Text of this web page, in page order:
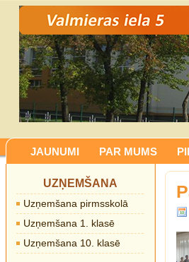
JAUNUMI PAR MUMS
UZŅEMŠANA
Uzņemšana pirmsskolā
Uzņemšana 1. klasē
Uzņemšana 10. klasē